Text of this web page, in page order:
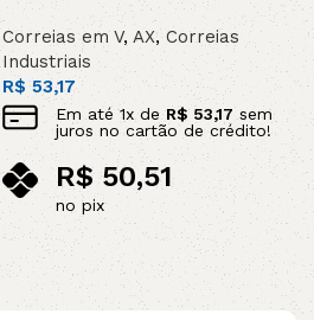
Correias em V,AX,Correias
Industriais
R$ 53,17
Em até1x deR$53,17sem
juros no cartão de crédito!
R$50,51
no pix
Adicionar ao carrinho